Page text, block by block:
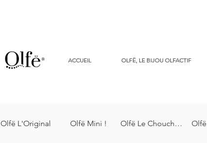
ACCUEIL OLFË, LE BIJOU OLFACTIF
Olfë L'Original Olfë Mini ! Olfë Le Chouchou